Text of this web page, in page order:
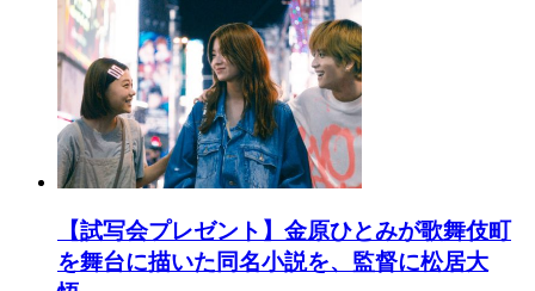
【試写会プレゼント】金原ひとみが歌舞伎町
を舞台に描いた同名小説を、監督に松居大